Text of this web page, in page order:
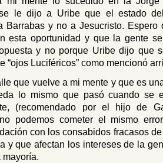
le dijo a Uribe que el estado
Barrabas y no a Jesucristo. Espero
esta oportunidad y que la gente
y no porque Uribe dijo que
“ojos Luciféricos” como mencionó
que vuelve a mi mente y que es
lo mismo que pasó cuando se
(recomendado por el hijo de
podemos cometer el mismo
con los consabidos fracasos
y que afectan los intereses de la
mayoría.